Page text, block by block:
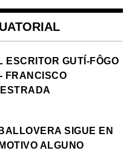
ESCRITOR GUTÍ-FÔGO
FRANCISCO
SIGUE EN
ALGUNO